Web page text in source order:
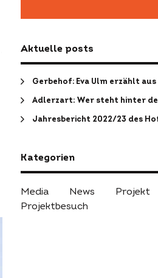
Aktuelle posts
Gerbehof: Eva Ulm erzählt
Adlerzart: Wer steht hinter
Jahresbericht 2022/23 des
Kategorien
Media News
Projekt
Projektbesuch